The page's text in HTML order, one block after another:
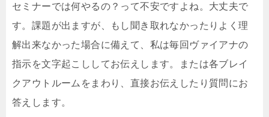
セミナーでは何やるの？って不安ですよね。大丈夫で
す。課題が出ますが、もし聞き取れなかったりよく理
解出来なかった場合に備えて、私は毎回ヴァイアナの
指示を文字起こししてお伝えします。または各ブレイ
クアウトルームをまわり、直接お伝えしたり質問にお
答えします。